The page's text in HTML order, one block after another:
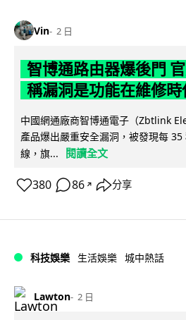
Vin 2 日
智博通路由器爆後門
稱漏洞是功能在維修時
中國網通廠商智博通電子（Zbtlink
產品爆出嚴重安全漏洞，被發現每
線，旗...
閱讀全文
380 86 ↗ 分享
科技娛樂 生活娛樂 城中熱話
Lawton 2 日